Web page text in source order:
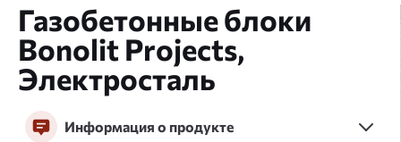
Газобетонные блоки
Bonolit Projects,
Электросталь
Информация о продукте